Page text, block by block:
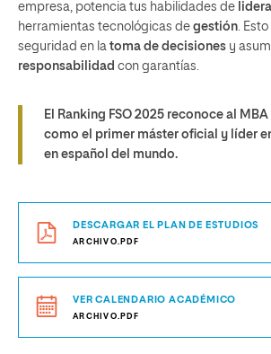
empresa, potencia tus habilidades de
herramientas tecnológicas de gestión.
seguridad en la toma de decisiones y
responsabilidad con garantías.
El Ranking FSO 2025 reconoce al MBA
como el primer máster oficial y líder
en español del mundo.
DESCARGAR EL PLAN DE ESTUDIOS
ARCHIVO.PDF
VER CALENDARIO ACADÉMICO
ARCHIVO.PDF